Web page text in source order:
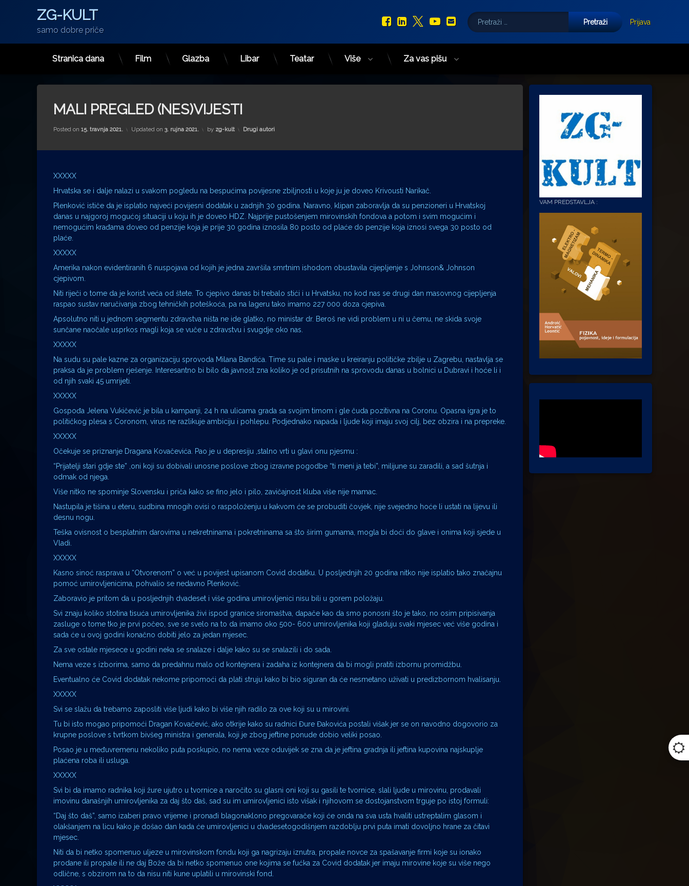
ZG-KULT
samo dobre priče
Facebook
LinkedIn
X.com
YouTube
E-mail
Pretraži:
Prijava
Stranica dana Film Glazba Libar Teatar Više Za vas pišu
MALI PREGLED (NES)VIJESTI
Posted on 15. travnja 2021. Updated on 3. rujna 2021. by zg-kult Kategorije:
Drugi autori
XXXXX
Hrvatska se i dalje nalazi u svakom pogledu na bespućima povijesne zbiljnosti u koje ju je doveo Krivousti Narikač.
Plenković ističe da je isplatio najveći povijesni dodatak u zadnjih 30 godina. Naravno, klipan zaboravlja da su penzioneri u Hrvatskoj
danas u najgoroj mogućoj situaciji u koju ih je doveo HDZ. Najprije pustošenjem mirovinskih fondova a potom i svim mogućim i
nemogućim krađama doveo od penzije koja je prije 30 godina iznosila 80 posto od plaće do penzije koja iznosi svega 30 posto od
plaće.
XXXXX
Amerika nakon evidentiranih 6 nuspojava od kojih je jedna završila smrtnim ishodom obustavila cijepljenje s Johnson& Johnson
cjepivom.
Niti riječi o tome da je korist veća od štete. To cjepivo danas bi trebalo stići i u Hrvatsku, no kod nas se drugi dan masovnog cijepljenja
raspao sustav naručivanja zbog tehničkih poteškoća, pa na lageru tako imamo 227 000 doza cjepiva.
Apsolutno niti u jednom segmentu zdravstva ništa ne ide glatko, no ministar dr. Beroš ne vidi problem u ni u čemu, ne skida svoje
sunčane naočale usprkos magli koja se vuče u zdravstvu i svugdje oko nas.
XXXXX
Na sudu su pale kazne za organizaciju sprovoda Milana Bandića. Time su pale i maske u kreiranju političke zbilje u Zagrebu, nastavlja se
praksa da je problem rješenje. Interesantno bi bilo da javnost zna koliko je od prisutnih na sprovodu danas u bolnici u Dubravi i hoće li i
od njih svaki 45 umrijeti.
XXXXX
Gospođa Jelena Vukičević je bila u kampanji, 24 h na ulicama grada sa svojim timom i gle čuda pozitivna na Coronu. Opasna igra je to
političkog plesa s Coronom, virus ne razlikuje ambiciju i pohlepu. Podjednako napada i ljude koji imaju svoj cilj, bez obzira i na prepreke.
XXXXX
Očekuje se priznanje Dragana Kovačevića. Pao je u depresiju ,stalno vrti u glavi onu pjesmu :
“Prijatelji stari gdje ste” ,oni koji su dobivali unosne poslove zbog izravne pogodbe “ti meni ja tebi”, milijune su zaradili, a sad šutnja i
odmak od njega.
Više nitko ne spominje Slovensku i priča kako se fino jelo i pilo, zavičajnost kluba više nije mamac.
Nastupila je tišina u eteru, sudbina mnogih ovisi o raspoloženju u kakvom će se probuditi čovjek, nije svejedno hoće li ustati na lijevu ili
desnu nogu.
Teška ovisnost o besplatnim darovima u nekretninama i pokretninama sa što širim gumama, mogla bi doći do glave i onima koji sjede u
Vladi.
XXXXX
Kasno sinoć rasprava u “Otvorenom” o već u povijest upisanom Covid dodatku. U posljednjih 20 godina nitko nije isplatio tako značajnu
pomoć umirovljenicima, pohvalio se nedavno Plenković.
Zaboravio je pritom da u posljednjih dvadeset i više godina umirovljenici nisu bili u gorem položaju.
Svi znaju koliko stotina tisuća umirovljenika živi ispod granice siromaštva, dapače kao da smo ponosni što je tako, no osim pripisivanja
zasluge o tome tko je prvi počeo, sve se svelo na to da imamo oko 500- 600 umirovljenika koji gladuju svaki mjesec već više godina i
sada će u ovoj godini konačno dobiti jelo za jedan mjesec.
Za sve ostale mjesece u godini neka se snalaze i dalje kako su se snalazili i do sada.
Nema veze s izborima, samo da predahnu malo od kontejnera i zadaha iz kontejnera da bi mogli pratiti izbornu promidžbu.
Eventualno će Covid dodatak nekome pripomoći da plati struju kako bi bio siguran da će nesmetano uživati u predizbornom hvalisanju.
XXXXX
Svi se slažu da trebamo zaposliti više ljudi kako bi više njih radilo za ove koji su u mirovini.
Tu bi isto mogao pripomoći Dragan Kovačević, ako otkrije kako su radnici Đure Đakovića postali višak jer se on navodno dogovorio za
krupne poslove s tvrtkom bivšeg ministra i generala, koji je zbog jeftine ponude dobio veliki posao.
Posao je u međuvremenu nekoliko puta poskupio, no nema veze oduvijek se zna da je jeftina gradnja ili jeftina kupovina najskuplje
plaćena roba ili usluga.
XXXXX
Svi bi da imamo radnika koji žure ujutro u tvornice a naročito su glasni oni koji su gasili te tvornice, slali ljude u mirovinu, prodavali
imovinu današnjih umirovljenika za daj što daš, sad su im umirovljenici isto višak i njihovom se dostojanstvom trguje po istoj formuli:
“Daj što daš”, samo izaberi pravo vrijeme i pronađi blagonaklono pregovarače koji će onda na sva usta hvaliti ustreptalim glasom i
olakšanjem na licu kako je došao dan kada će umirovljenici u dvadesetogodišnjem razdoblju prvi puta imati dovoljno hrane za čitavi
mjesec.
Niti da bi netko spomenuo uljeze u mirovinskom fondu koji ga nagrizaju iznutra, propale novce za spašavanje firmi koje su ionako
prodane ili propale ili ne daj Bože da bi netko spomenuo one kojima se fućka za Covid dodatak jer imaju mirovine koje su više nego
odlične, s obzirom na to da nisu niti kune uplatili u mirovinski fond.
VAM PREDSTAVLJA :